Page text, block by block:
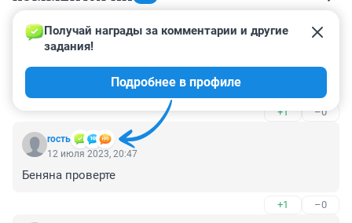
Гость
13 июля 2023, 06:51
Неплохо бы дипломы врачей проверить - для многих
результат оказался б сюрпризом😎
+1 –0
rость
Получай награды за комментарии и другие
задания!
Подробнее в профиле
12 июля 2023, 20:47
Беняна проверте
+1 –0